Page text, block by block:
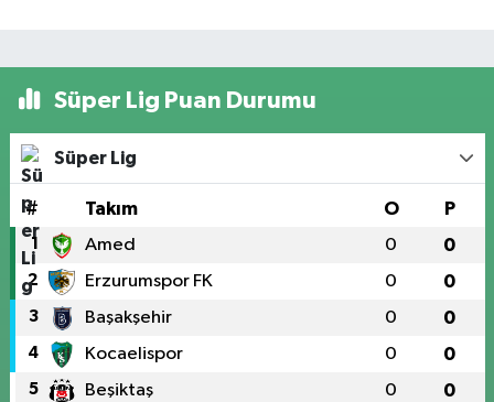
Süper Lig Puan Durumu
Süper Lig
# Takım O P
1 Amed 0 0
2 Erzurumspor FK 0 0
3 Başakşehir 0 0
4 Kocaelispor 0 0
5 Beşiktaş 0 0